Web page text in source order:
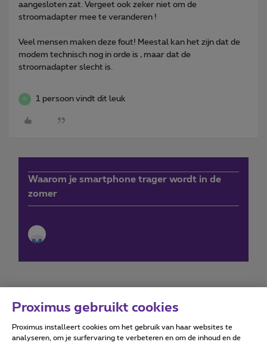
aangesloten zat. Vergeet ook zeker niet om de
stroomadapter mee te veranderen !
Veel mensen maken deze fout! Meestal kan het zijn dat de
modem technisch nog in orde is , maar dat de
stroomadapter slecht is.
R 1 persoon vindt dit leuk
Waarom je smartphone trager wordt in de
zomer
Forumvoorwaarden Accessibility statement
Proximus gebruikt cookies
Proximus installeert cookies om het gebruik van haar websites te
analyseren, om je surfervaring te verbeteren en om de inhoud en de